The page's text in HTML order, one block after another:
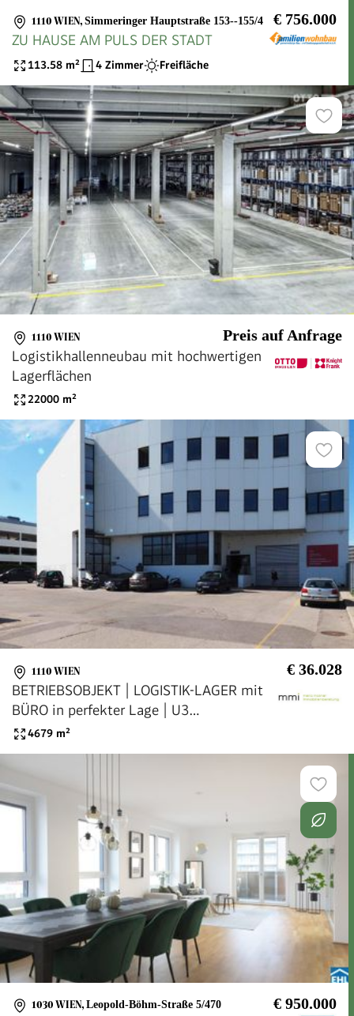
1110 WIEN, Simmeringer Hauptstraße 153--155/4 € 756.000
ZU HAUSE AM PULS DER STADT
113.58 m² 4 Zimmer Freifläche
1110 WIEN Preis auf Anfrage
Logistikhallenneubau mit hochwertigen
Lagerflächen
22000 m²
1110 WIEN € 36.028
BETRIEBSOBJEKT | LOGISTIK-LAGER mit
BÜRO in perfekter Lage | U3
"Zippererstraße" u. A23 St. Marx
4679 m²
1030 WIEN, Leopold-Böhm-Straße 5/470 € 950.000